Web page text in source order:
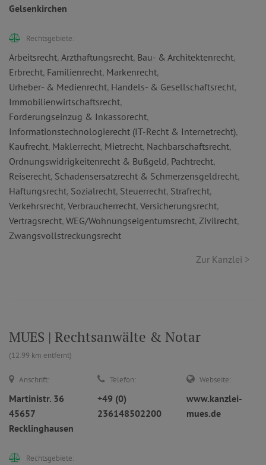
Gelsenkirchen
Rechtsgebiete:
Arbeitsrecht, Arzthaftungsrecht, Bau- & Architektenrecht,
Erbrecht, Familienrecht, Markenrecht,
Urheber- & Medienrecht, Handels- & Gesellschaftsrecht,
Immobilienwirtschaftsrecht,
Forderungseinzug & Inkassorecht,
Informationstechnologierecht (IT-Recht & Internetrecht),
Kaufrecht, Maklerrecht, Mietrecht, Nachbarschaftsrecht,
Ordnungswidrigkeitenrecht & Bußgeld, Pachtrecht,
Reiserecht, Schadensersatzrecht & Schmerzensgeldrecht,
Haftungsrecht, Sozialrecht, Steuerrecht, Strafrecht,
Verkehrsrecht, Verbraucherrecht, Versicherungsrecht,
Vertragsrecht, WEG/Wohnungseigentumsrecht, Zivilrecht,
Zwangsvollstreckungsrecht
Zur Kanzlei >
MUES | Rechtsanwälte & Notar
(12.99 km entfernt)
Anschrift:
Martinistr. 36
45657
Recklinghausen
Telefon:
+49 (0)
236148502200
Webseite:
www.kanzlei-
mues.de
Rechtsgebiete: